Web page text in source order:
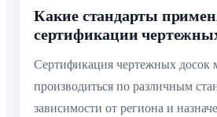
Какие стандарты
сертификации
Сертификация чертежных досок
производиться по различным
зависимости от региона и